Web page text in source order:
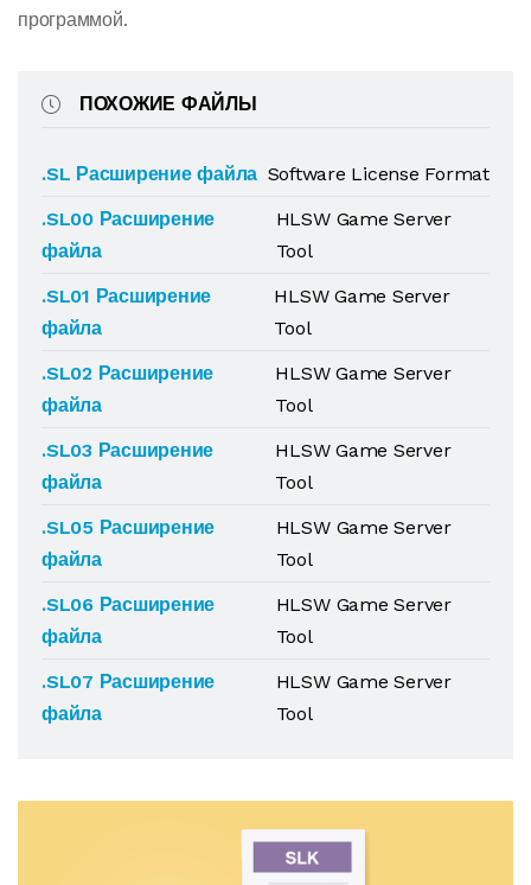
программой.
ПОХОЖИЕ ФАЙЛЫ
.SL Расширение файла Software License Format
.SL00 Расширение
файла
HLSW Game Server
Tool
.SL01 Расширение
файла
HLSW Game Server
Tool
.SL02 Расширение
файла
HLSW Game Server
Tool
.SL03 Расширение
файла
HLSW Game Server
Tool
.SL05 Расширение
файла
HLSW Game Server
Tool
.SL06 Расширение
файла
HLSW Game Server
Tool
.SL07 Расширение
файла
HLSW Game Server
Tool